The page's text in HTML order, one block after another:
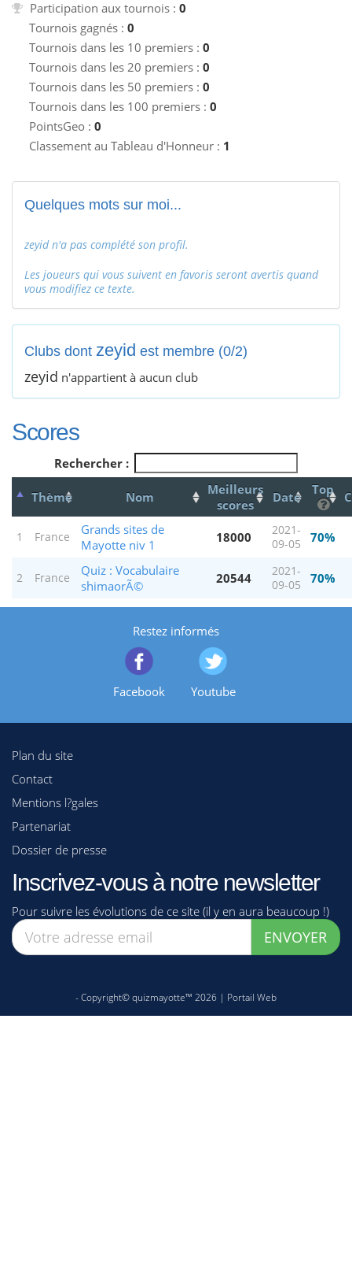
Participation aux tournois : 0
Tournois gagnés : 0
Tournois dans les 10 premiers : 0
Tournois dans les 20 premiers : 0
Tournois dans les 50 premiers : 0
Tournois dans les 100 premiers : 0
PointsGeo : 0
Classement au Tableau d'Honneur : 1
Quelques mots sur moi...
zeyid n'a pas complété son profil.
Les joueurs qui vous suivent en favoris seront avertis quand
vous modifiez ce texte.
Clubs dont zeyid est membre (0/2)
zeyid n'appartient à aucun club
Scores
Rechercher :
Thème Nom
Meilleurs
scores
Date Top
1 France
Grands sites de
Mayotte niv 1
18000
2021-
09-05
70%
2 France
Quiz : Vocabulaire
shimaorÃ©
20544
2021-
09-05
70%
Restez informés
Facebook Youtube
Plan du site
Contact
Mentions l?gales
Partenariat
Dossier de presse
Inscrivez-vous à notre newsletter
Pour suivre les évolutions de ce site (il y en aura beaucoup !)
ENVOYER
- Copyright© quizmayotte™ 2026 | Portail Web